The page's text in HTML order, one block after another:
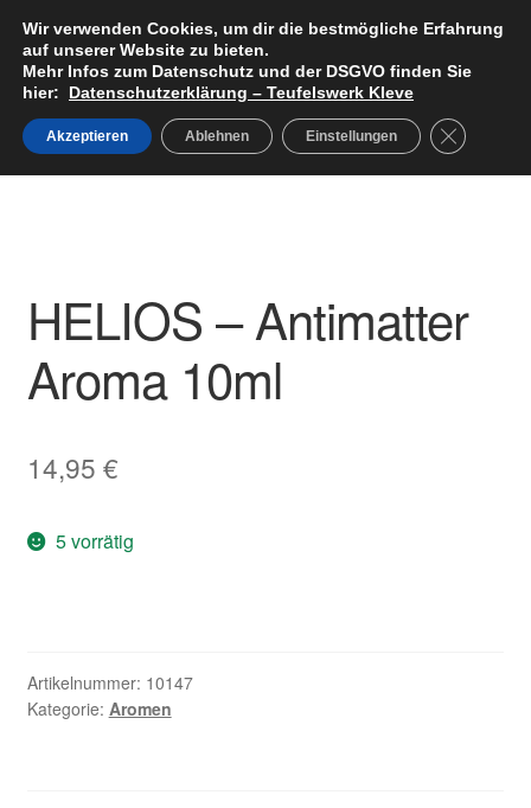
Zur
Navigation
springen
Zum
Inhalt
springen
Teufelswerk Kleve
Startseite
Hardware
Liquids
öffnen
Big Puff
Basen & Nikotin
Zubehör
Kontaktformular
Start Aromen HELIOS – Antimatter Aroma 10ml
HELIOS – Antimatter
Aroma 10ml
14,95 €
5 vorrätig
Artikelnummer: 10147
Kategorie: Aromen
Wir verwenden Cookies, um dir die bestmögliche Erfahrung
auf unserer Website zu bieten.
Mehr Infos zum Datenschutz und der DSGVO finden Sie
hier: Datenschutzerklärung – Teufelswerk Kleve
Akzeptieren Ablehnen Einstellungen GDPR